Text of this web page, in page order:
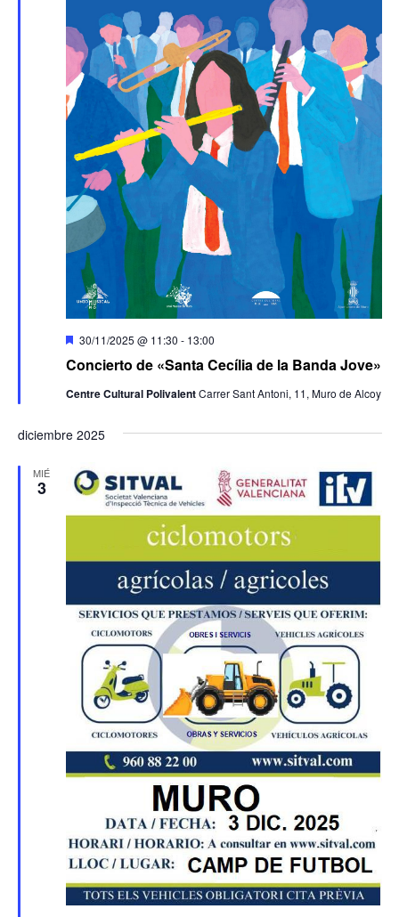
Concierto de «Santa Cecília de la Banda Jove»
Destacado
30/11/2025 @ 11:30 - 13:00
Centre Cultural PolivalentCarrer Sant Antoni, 11, Muro de Alcoy
diciembre 2025
MIÉ
3